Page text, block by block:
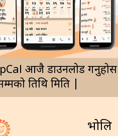
आजै डाउनलोड गर्नुहोस
तिथि मिति |
भोलि